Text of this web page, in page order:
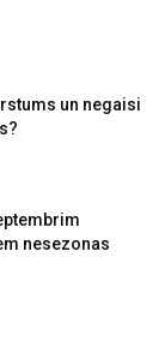
un negaisi
nesezonas